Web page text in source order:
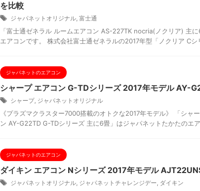
を比較
ジャパネットオリジナル, 富士通
「富士通ゼネラル ルームエアコン AS-227TK nocria(ノクリア) 主
エアコンです。 株式会社富士通ゼネラルの2017年型「ノクリア C
ジャパネットのエアコン
シャープ エアコン G-TDシリーズ 2017年モデル AY-
シャープ, ジャパネットオリジナル
《プラズマクラスター7000搭載のオトクな2017年モデル》 「シャ
ン AY-G22TD G-TDシリーズ 主に6畳」はジャパネットたかたのエ
ジャパネットのエアコン
ダイキン エアコン Nシリーズ 2017年モデル
ジャパネットオリジナル, ジャパネットチャレンジデー, ダイキン